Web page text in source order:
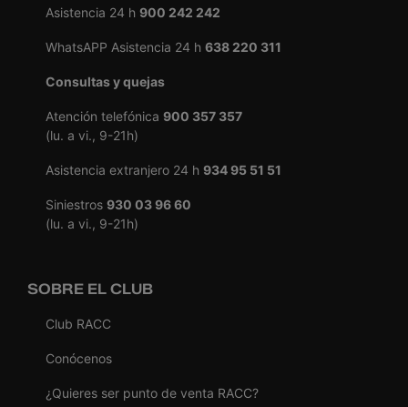
Asistencia 24 h 900 242 242
WhatsAPP Asistencia 24 h 638 220 311
Consultas y quejas
Atención telefónica 900 357 357
(lu. a vi., 9-21h)
Asistencia extranjero 24 h 934 95 51 51
Siniestros 930 03 96 60
(lu. a vi., 9-21h)
SOBRE EL CLUB
Club RACC
Conócenos
¿Quieres ser punto de venta RACC?